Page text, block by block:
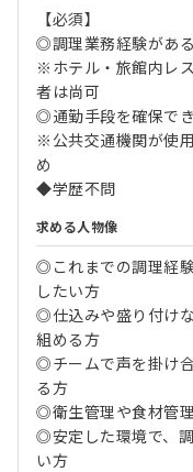
【必須】
◎調理業務経験があ
※ホテル・旅館内レ
者は尚可
◎通勤手段を確保で
※公共交通機関が使
め
◆学歴不問
求める人物像
◎これまでの調理経
したい方
◎仕込みや盛り付け
組める方
◎チームで声を掛け
る方
◎衛生管理や食材管
◎安定した環境で、
い方